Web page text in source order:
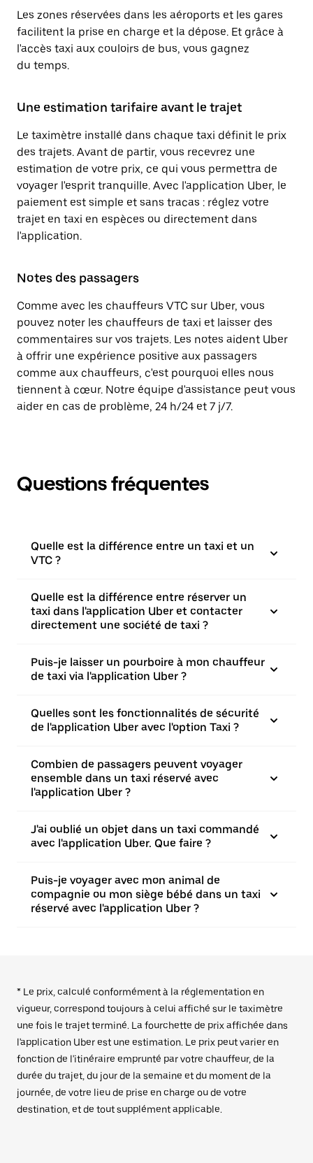
Les zones réservées dans les aéroports et les gares
facilitent la prise en charge et la dépose. Et grâce à
l'accès taxi aux couloirs de bus, vous gagnez
du temps.
Une estimation tarifaire avant le trajet
Le taximètre installé dans chaque taxi définit le prix
des trajets. Avant de partir, vous recevrez une
estimation de votre prix, ce qui vous permettra de
voyager l'esprit tranquille. Avec l'application Uber, le
paiement est simple et sans tracas : réglez votre
trajet en taxi en espèces ou directement dans
l'application.
Notes des passagers
Comme avec les chauffeurs VTC sur Uber, vous
pouvez noter les chauffeurs de taxi et laisser des
commentaires sur vos trajets. Les notes aident Uber
à offrir une expérience positive aux passagers
comme aux chauffeurs, c'est pourquoi elles nous
tiennent à cœur. Notre équipe d'assistance peut vous
aider en cas de problème, 24 h/24 et 7 j/7.
Questions fréquentes
Quelle est la différence entre un taxi et un
VTC ?
Quelle est la différence entre réserver un
taxi dans l'application Uber et contacter
directement une société de taxi ?
Puis-je laisser un pourboire à mon chauffeur
de taxi via l'application Uber ?
Quelles sont les fonctionnalités de sécurité
de l'application Uber avec l'option Taxi ?
Combien de passagers peuvent voyager
ensemble dans un taxi réservé avec
l'application Uber ?
J'ai oublié un objet dans un taxi commandé
avec l'application Uber. Que faire ?
Puis-je voyager avec mon animal de
compagnie ou mon siège bébé dans un taxi
réservé avec l'application Uber ?
* Le prix, calculé conformément à la réglementation en
vigueur, correspond toujours à celui affiché sur le taximètre
une fois le trajet terminé. La fourchette de prix affichée dans
l'application Uber est une estimation. Le prix peut varier en
fonction de l'itinéraire emprunté par votre chauffeur, de la
durée du trajet, du jour de la semaine et du moment de la
journée, de votre lieu de prise en charge ou de votre
destination, et de tout supplément applicable.